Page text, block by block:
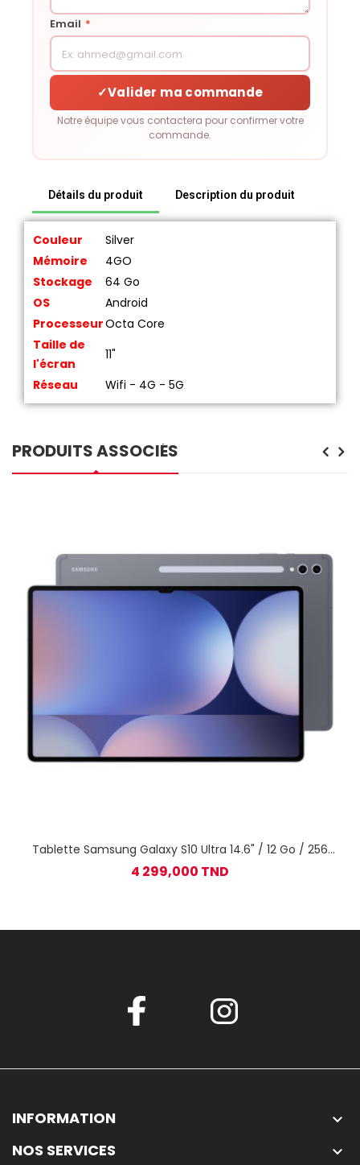
Email *
✓Valider ma commande
Notre équipe vous contactera pour confirmer votre
commande.
Détails du produit Description du produit
Couleur
Silver
Mémoire
4GO
Stockage
64 Go
OS
Android
ProcesseurOcta Core
Taille de
l'écran
11"
Réseau
Wifi - 4G - 5G
PRODUITS ASSOCIÉS
Tablette Samsung Galaxy S10 Ultra 14.6" / 12 Go / 256
Go / Gris
4 299,000 TND
INFORMATION 
NOS SERVICES 